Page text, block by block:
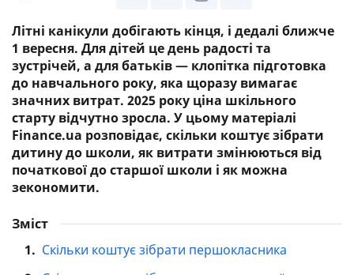
Літні канікули добігають кінця, і дедалі ближче
1 вересня. Для дітей це день радості та
зустрічей, а для батьків — клопітка підготовка
до навчального року, яка щоразу вимагає
значних витрат. 2025 року ціна шкільного
старту відчутно зросла. У цьому матеріалі
Finance.ua розповідає, скільки коштує зібрати
дитину до школи, як витрати змінюються від
початкової до старшої школи і як можна
зекономити.
Зміст
1. Скільки коштує зібрати першокласника